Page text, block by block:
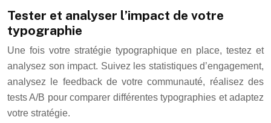
Tester et analyser l’impact de votre
typographie
Une fois votre stratégie typographique en place, testez et
analysez son impact. Suivez les statistiques d’engagement,
analysez le feedback de votre communauté, réalisez des
tests A/B pour comparer différentes typographies et adaptez
votre stratégie.